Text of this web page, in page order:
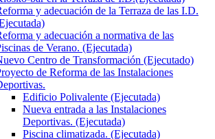
y adecuación de la Terraza de las I.D.
y adecuación a normativa de las
de Verano. (Ejecutada)
Centro de Transformación (Ejecutado)
de Reforma de las Instalaciones
Edificio Polivalente (Ejecutada)
Nueva entrada a las Instalaciones
Deportivas. (Ejecutada)
Piscina climatizada. (Ejecutada)